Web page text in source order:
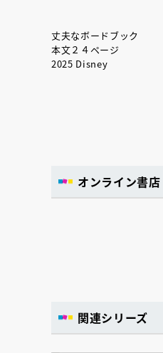
丈夫なボードブック
本文２４ページ
2025 Disney
オンライン書店
関連シリーズ